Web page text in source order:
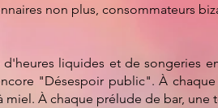
non plus, consommateurs
liquides et de songeries
"Désespoir public". À
À chaque prélude de bar, une